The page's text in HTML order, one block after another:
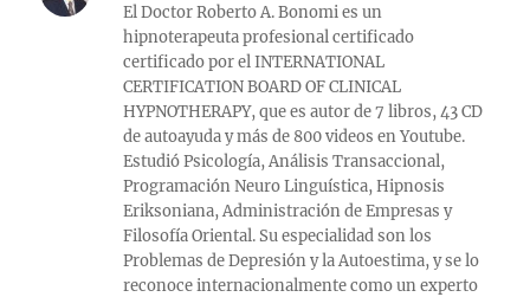
El Doctor Roberto A. Bonomi es un
hipnoterapeuta profesional certificado
certificado por el INTERNATIONAL
CERTIFICATION BOARD OF CLINICAL
HYPNOTHERAPY, que es autor de 7 libros, 43 CD
de autoayuda y más de 800 videos en Youtube.
Estudió Psicología, Análisis Transaccional,
Programación Neuro Linguística, Hipnosis
Eriksoniana, Administración de Empresas y
Filosofía Oriental. Su especialidad son los
Problemas de Depresión y la Autoestima, y se lo
reconoce internacionalmente como un experto